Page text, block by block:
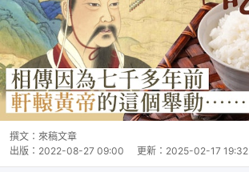
撰文： 來稿文章
出版： 2022-08-27 09:00 更新： 2025-02-17 19:32